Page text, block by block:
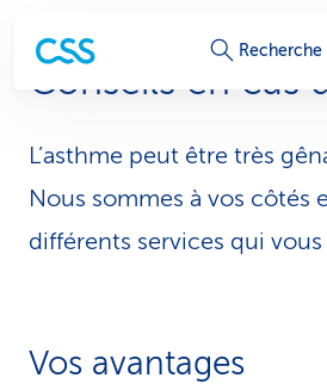
L
i
e
n
s
Recherche
Conseils en cas
L’asthme peut être très
Nous sommes à vos côtés
différents services qui
Vos avantages